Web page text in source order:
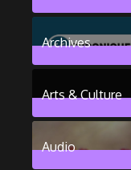
Archives
Arts & Culture
Audio